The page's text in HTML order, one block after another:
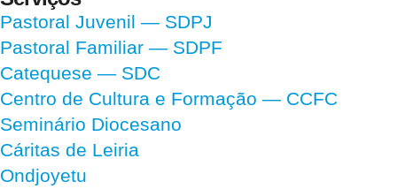
Pastoral Juvenil — SDPJ
Pastoral Familiar — SDPF
Catequese — SDC
Centro de Cultura e Formação — CCFC
Seminário Diocesano
Cáritas de Leiria
Ondjoyetu